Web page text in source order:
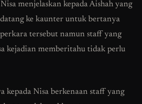
menjelaskan kepada Aishah yang
ke kaunter untuk bertanya
tersebut namun staff yang
kejadian memberitahu tidak perlu
kepada Nisa berkenaan staff yang